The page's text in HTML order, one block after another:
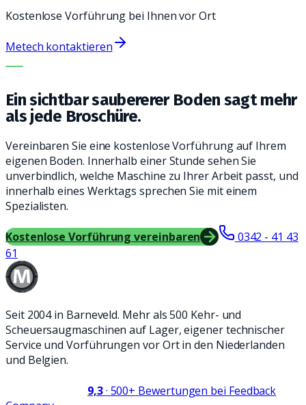
Kostenlose Vorführung bei Ihnen vor Ort
Metech kontaktieren
DIE RICHTIGE MASCHINE. DER BESTE SERVICE.
Ein sichtbar saubererer Boden sagt mehr
als jede Broschüre.
Vereinbaren Sie eine kostenlose Vorführung auf Ihrem
eigenen Boden. Innerhalb einer Stunde sehen Sie
unverbindlich, welche Maschine zu Ihrer Arbeit passt, und
innerhalb eines Werktags sprechen Sie mit einem
Spezialisten.
Kostenlose Vorführung vereinbaren
0342 - 41 43
61
Seit 2004 in Barneveld. Mehr als 500 Kehr- und
Scheuersaugmaschinen auf Lager, eigener technischer
Service und Vorführungen vor Ort in den Niederlanden
und Belgien.
9,3· 500+ Bewertungen bei Feedback